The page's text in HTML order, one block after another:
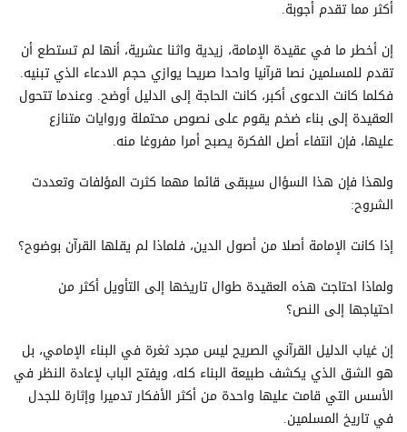
أكثر مما تقدم أجوبة.
إن أخطر ما في عقيدة الإمامة، زيدية واثنا عشرية، أنها لم تستطع أن
تقدم للمسلمين نصا قرآنيا واحدا صريحا يوازي حجم الادعاء الذي تبنيه.
فكلما كانت الدعوى أكبر، كانت الحاجة إلى الدليل أوضح. وعندما تتحول
العقيدة إلى بناء ضخم يقوم على نصوص محتملة وروايات متنازع
عليها، فإن انتفاء أصل الفكرة يصبح أمرا مفروغا منه.
ولهذا فإن هذا السؤال سيبقى قائما مهما كثرت المؤلفات وتعددت
الشروح:
إذا كانت الإمامة أصلا من أصول الدين، فلماذا لم يقلها القرآن بوضوح؟
ولماذا احتاجت هذه العقيدة طوال تاريخها إلى التأويل أكثر من
احتياجها إلى النص؟
إن غياب الدليل القرآني الصريح ليس مجرد ثغرة في البناء الإمامي، بل
هو الشق الذي يكشف طبيعة البناء كله، ويفتح الباب لإعادة النظر في
الأسس التي قامت عليها واحدة من أكثر الأفكار تدميرا وإثارة للجدل
في تاريخ المسلمين.